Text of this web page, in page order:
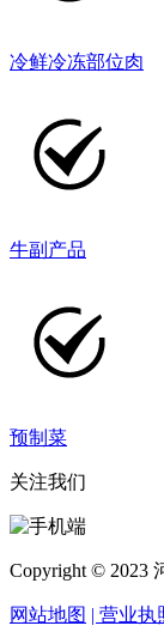
冷鲜冷冻部位肉
牛副产品
预制菜
关注我们
Copyright © 2023
网站地图 | 营业执